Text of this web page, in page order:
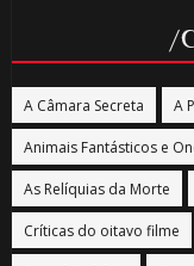
/
A Câmara Secreta A
Animais Fantásticos e
As Relíquias da Morte
Críticas do oitavo filme